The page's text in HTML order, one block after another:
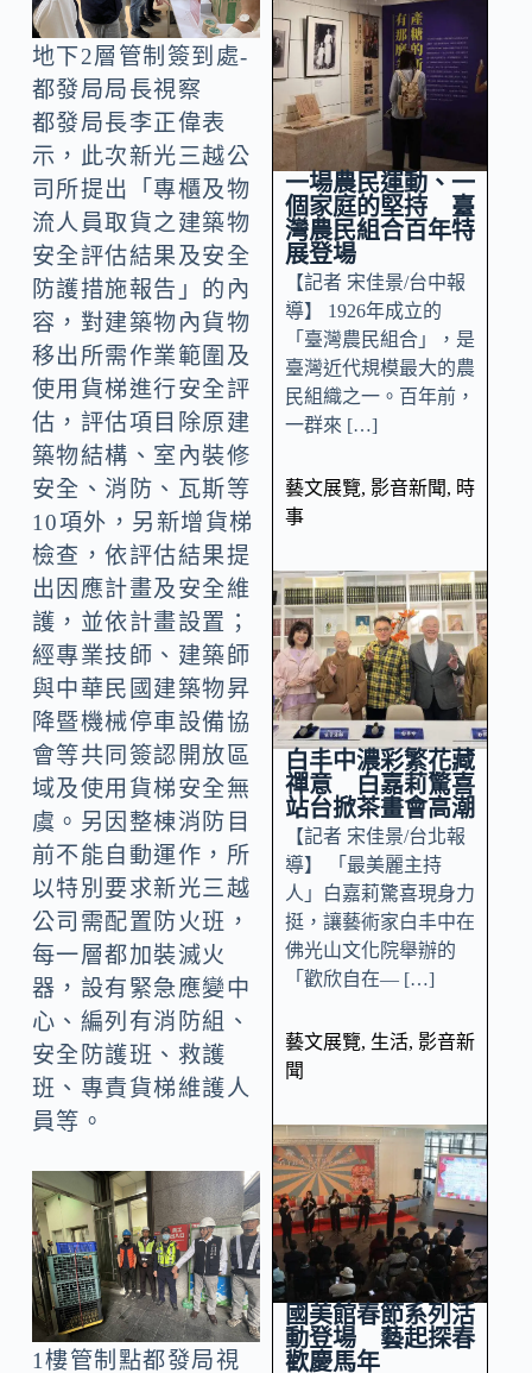
地下2層管制簽到處-
都發局局長視察
都發局長李正偉表
示，此次新光三越公
司所提出「專櫃及物
流人員取貨之建築物
安全評估結果及安全
防護措施報告」的內
容，對建築物內貨物
移出所需作業範圍及
使用貨梯進行安全評
估，評估項目除原建
築物結構、室內裝修
安全、消防、瓦斯等
10項外，另新增貨梯
檢查，依評估結果提
出因應計畫及安全維
護，並依計畫設置；
經專業技師、建築師
與中華民國建築物昇
降暨機械停車設備協
會等共同簽認開放區
域及使用貨梯安全無
虞。另因整棟消防目
前不能自動運作，所
以特別要求新光三越
公司需配置防火班，
每一層都加裝滅火
器，設有緊急應變中
心、編列有消防組、
安全防護班、救護
班、專責貨梯維護人
員等。
1樓管制點都發局視
一場農民運動、一
個家庭的堅持 臺
灣農民組合百年特
展登場
【記者 宋佳景/台中報
導】 1926年成立的
「臺灣農民組合」，是
臺灣近代規模最大的農
民組織之一。百年前，
一群來 […]
藝文展覽, 影音新聞, 時
事
白丰中濃彩繁花藏
禪意 白嘉莉驚喜
站台掀茶畫會高潮
【記者 宋佳景/台北報
導】 「最美麗主持
人」白嘉莉驚喜現身力
挺，讓藝術家白丰中在
佛光山文化院舉辦的
「歡欣自在— […]
藝文展覽, 生活, 影音新
聞
國美館春節系列活
動登場 藝起探春
歡慶馬年